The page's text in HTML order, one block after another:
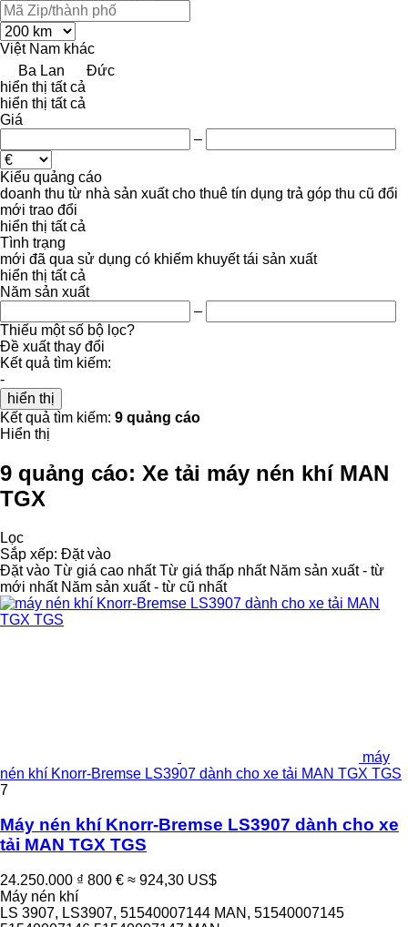
Việt Nam khác
Ba Lan
Đức
hiển thị tất cả
hiển thị tất cả
Giá
–
Kiểu quảng cáo
doanh thu từ nhà sản xuất cho thuê tín dụng trả góp thu cũ đổi
mới trao đổi
hiển thị tất cả
Tình trạng
mới đã qua sử dụng có khiếm khuyết tái sản xuất
hiển thị tất cả
Năm sản xuất
–
Thiếu một số bộ lọc?
Đề xuất thay đổi
Kết quả tìm kiếm:
-
hiển thị
Kết quả tìm kiếm: 9 quảng cáo
Hiển thị
9 quảng cáo: Xe tải máy nén khí MAN
TGX
Lọc
Sắp xếp: Đặt vào
Đặt vào Từ giá cao nhất Từ giá thấp nhất Năm sản xuất - từ
mới nhất Năm sản xuất - từ cũ nhất
máy
nén khí Knorr-Bremse LS3907 dành cho xe tải MAN TGX TGS
7
Máy nén khí Knorr-Bremse LS3907 dành cho xe
tải MAN TGX TGS
24.250.000 ₫ 800 € ≈ 924,30 US$
Máy nén khí
LS 3907, LS3907, 51540007144 MAN, 51540007145